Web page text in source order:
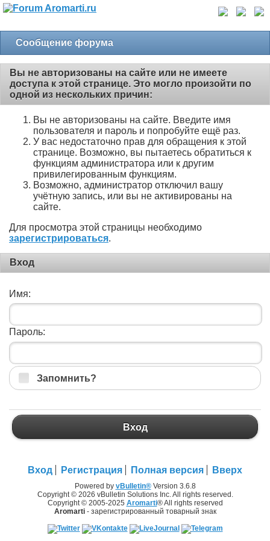
Сообщение форума
Вы не авторизованы на сайте или не имеете
доступа к этой странице. Это могло произойти по
одной из нескольких причин:
Вы не авторизованы на сайте. Введите имя
пользователя и пароль и попробуйте ещё раз.
У вас недостаточно прав для обращения к этой
странице. Возможно, вы пытаетесь обратиться к
функциям администратора или к другим
привилегированным функциям.
Возможно, администратор отключил вашу
учётную запись, или вы не активированы на
сайте.
Для просмотра этой страницы необходимо
зарегистрироваться.
Вход
Имя:
Пароль:
Запомнить?
Вход
Вход Регистрация Полная версия Вверх
Powered by vBulletin®Version 3.6.8
Copyright © 2026 vBulletin Solutions Inc. All rights reserved.
Copyright © 2005-2025 Aromarti® All rights reserved
Aromarti- зарегистрированный товарный знак